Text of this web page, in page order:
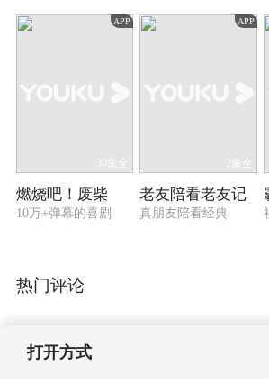
APP
30集全
燃烧吧！废柴
10万+弹幕的喜剧
APP
2集全
老友陪看老友记
真朋友陪看经典
热门评论
打开方式